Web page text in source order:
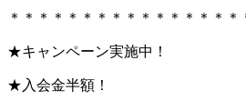
＊＊＊＊＊＊＊＊＊＊＊＊＊＊＊＊
★キャンペーン実施中！
★入会金半額！